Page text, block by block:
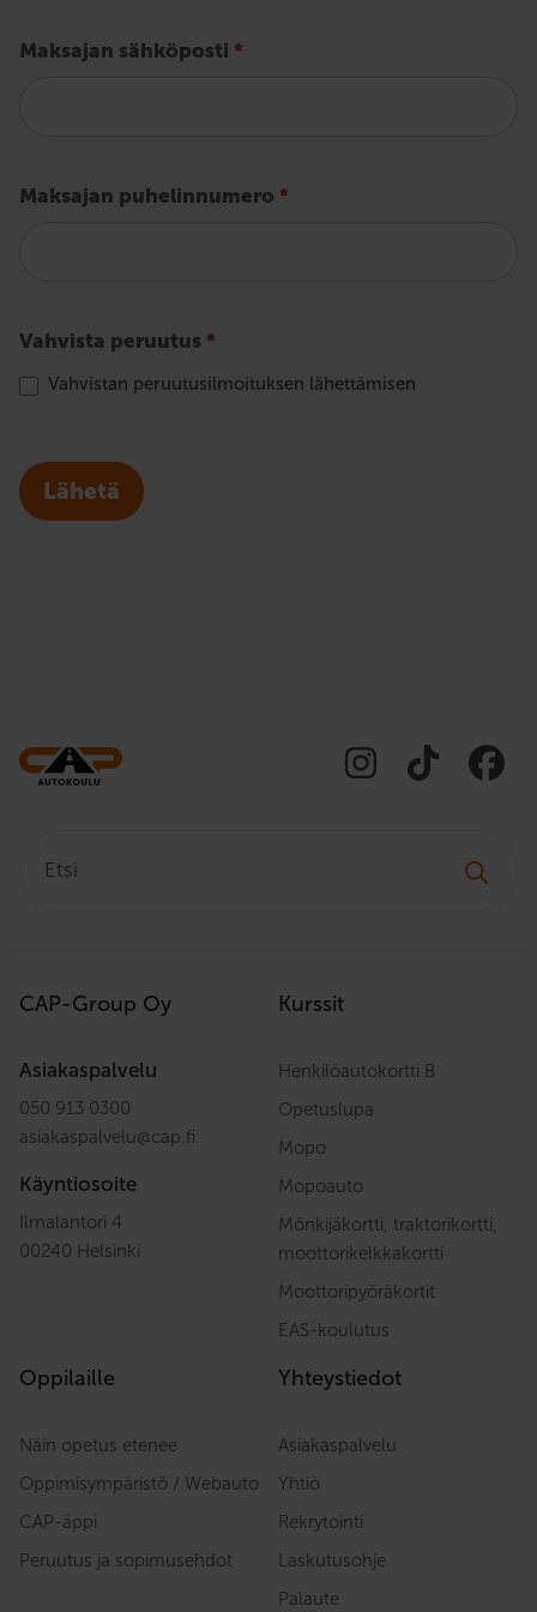
Maksajan sähköposti *
Maksajan puhelinnumero *
Vahvista peruutus *
Vahvistan peruutusilmoituksen lähettämisen
Lähetä
CAP-Group Oy
Asiakaspalvelu
050 913 0300
asiakaspalvelu@cap.fi
Käyntiosoite
Ilmalantori 4
00240 Helsinki
Kurssit
Henkilöautokortti B
Opetuslupa
Mopo
Mopoauto
Mönkijäkortti, traktorikortti,
moottorikelkkakortti
Moottoripyöräkortit
EAS-koulutus
Oppilaille
Näin opetus etenee
Oppimisympäristö / Webauto
CAP-äppi
Peruutus ja sopimusehdot
Yhteystiedot
Asiakaspalvelu
Yhtiö
Rekrytointi
Laskutusohje
Palaute